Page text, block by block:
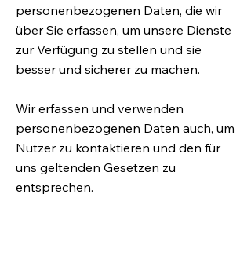
personenbezogenen Daten, die wir
über Sie erfassen, um unsere Dienste
zur Verfügung zu stellen und sie
besser und sicherer zu machen.
Wir erfassen und verwenden
personenbezogenen Daten auch, um
Nutzer zu kontaktieren und den für
uns geltenden Gesetzen zu
entsprechen.